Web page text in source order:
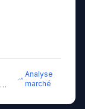
Analyse
marché
8min